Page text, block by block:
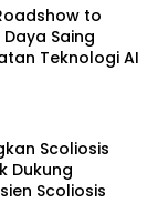
to
Saing
Teknologi AI
Scoliosis
Dukung
Scoliosis